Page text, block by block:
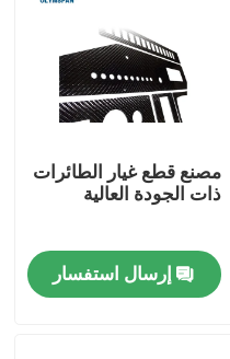
مصنع قطع غيار الطائرات
ذات الجودة العالية
إرسال استفسار